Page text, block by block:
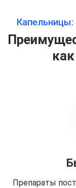
Капельницы:
Препараты